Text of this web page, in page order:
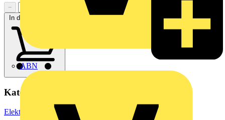
ABN
−
In den Warenkorb
Kategorien
Elektrokabel & Leitungen